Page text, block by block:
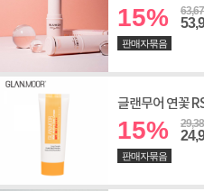
15%
판매자묶음
글랜무어 연꽃
15%
판매자묶음